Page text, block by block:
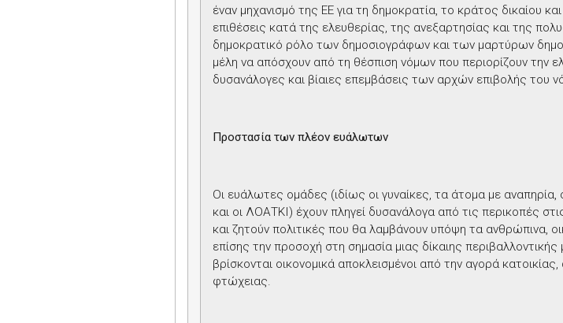
έναν μηχανισμό της ΕΕ για τη δημοκρατία, το κράτος δικαίου
επιθέσεις κατά της ελευθερίας, της ανεξαρτησίας και της
δημοκρατικό ρόλο των δημοσιογράφων και των μαρτύρων
μέλη να απόσχουν από τη θέσπιση νόμων που περιορίζουν την
δυσανάλογες και βίαιες επεμβάσεις των αρχών επιβολής του
Προστασία των πλέον ευάλωτων
Οι ευάλωτες ομάδες (ιδίως οι γυναίκες, τα άτομα με αναπηρία,
και οι ΛΟΑΤΚΙ) έχουν πληγεί δυσανάλογα από τις περικοπές
και ζητούν πολιτικές που θα λαμβάνουν υπόψη τα ανθρώπινα,
επίσης την προσοχή στη σημασία μιας δίκαιης
βρίσκονται οικονομικά αποκλεισμένοι από την αγορά
φτώχειας.